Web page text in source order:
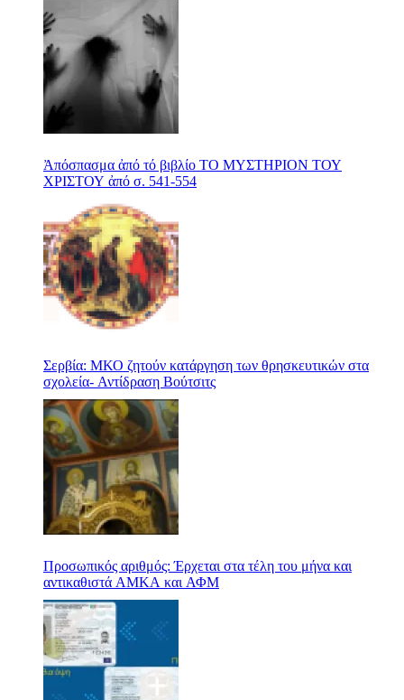
Ἀπόσπασμα ἀπό τό βιβλίο ΤΟ ΜΥΣΤΗΡΙΟΝ ΤΟΥ
ΧΡΙΣΤΟΥ ἀπό σ. 541-554
Σερβία: ΜΚΟ ζητούν κατάργηση των θρησκευτικών στα
σχολεία- Αντίδραση Βούτσιτς
Προσωπικός αριθμός: Έρχεται στα τέλη του μήνα και
αντικαθιστά ΑΜΚΑ και ΑΦΜ